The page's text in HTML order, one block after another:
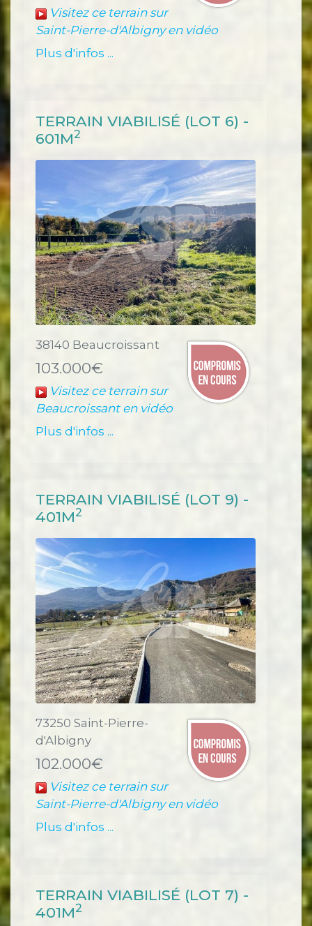
Visitez ce terrain sur
Saint-Pierre-d'Albigny en vidéo
Plus d'infos ...
TERRAIN VIABILISÉ (LOT 6) -
601M2
38140 Beaucroissant
103.000€
Visitez ce terrain sur
Beaucroissant en vidéo
Plus d'infos ...
TERRAIN VIABILISÉ (LOT 9) -
401M2
73250 Saint-Pierre-
d'Albigny
102.000€
Visitez ce terrain sur
Saint-Pierre-d'Albigny en vidéo
Plus d'infos ...
TERRAIN VIABILISÉ (LOT 7) -
401M2